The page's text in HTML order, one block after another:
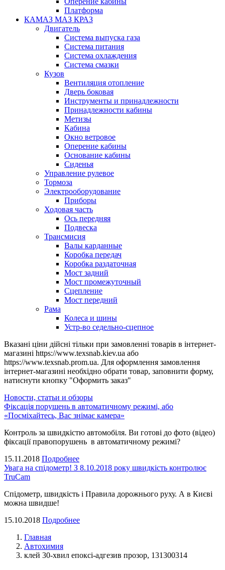
Платформа
КАМАЗ МАЗ КРАЗ
Двигатель
Система выпуска газа
Система питания
Система охлаждения
Система смазки
Кузов
Вентиляция отопление
Дверь боковая
Инструменты и принадлежности
Принадлежности кабины
Метизы
Кабина
Окно ветровое
Оперение кабины
Основание кабины
Сиденья
Управление рулевое
Тормоза
Электрооборудование
Приборы
Ходовая часть
Ось передняя
Подвеска
Трансмисия
Валы карданные
Коробка передач
Коробка раздаточная
Мост задний
Мост промежуточный
Сцепление
Мост передний
Рама
Колеса и шины
Устр-во седельно-сцепное
Вказані ціни дійсні тільки при замовленні товарів в інтернет-
магазині https://www.texsnab.kiev.ua або
https://www.texsnab.prom.ua. Для оформлення замовлення
інтернет-магазині необхідно обрати товар, заповнити форму,
натиснути кнопку "Оформить заказ"
Новости, статьи и обзоры
Фіксація порушень в автоматичному режимі, або
«Посміхайтесь, Вас знімає камера»
Контроль за швидкістю автомобіля. Ви готові до фото (відео)
фіксації правопорушень в автоматичному режимі?
15.11.2018 Подробнее
Увага на спідометр! З 8.10.2018 року швидкість контролює
TruCam
Спідометр, швидкість і Правила дорожнього руху. А в Києві
можна швидше!
15.10.2018 Подробнее
Главная
Автохимия
клей 30-хвил епоксі-адгезив прозор, 131300314